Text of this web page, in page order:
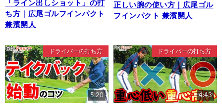
「ライン出しショット」の打
ち方｜広尾ゴルフインパクト
兼濱開人
正しい腕の使い方｜広尾ゴル
フインパクト 兼濱開人
ドライバーの打ち方
5:20
ドライバーの打ち方
4:43